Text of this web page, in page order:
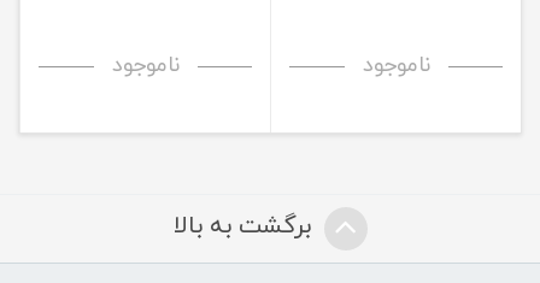
ناموجود ناموجود
برگشت به بالا